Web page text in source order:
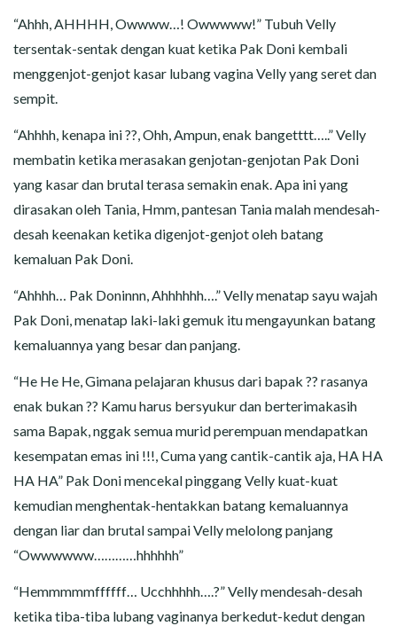
“Ahhh, AHHHH, Owwww…! Owwwww!” Tubuh Velly
tersentak-sentak dengan kuat ketika Pak Doni kembali
menggenjot-genjot kasar lubang vagina Velly yang seret dan
sempit.
“Ahhhh, kenapa ini ??, Ohh, Ampun, enak bangetttt…..” Velly
membatin ketika merasakan genjotan-genjotan Pak Doni
yang kasar dan brutal terasa semakin enak. Apa ini yang
dirasakan oleh Tania, Hmm, pantesan Tania malah mendesah-
desah keenakan ketika digenjot-genjot oleh batang
kemaluan Pak Doni.
“Ahhhh… Pak Doninnn, Ahhhhhh….” Velly menatap sayu wajah
Pak Doni, menatap laki-laki gemuk itu mengayunkan batang
kemaluannya yang besar dan panjang.
“He He He, Gimana pelajaran khusus dari bapak ?? rasanya
enak bukan ?? Kamu harus bersyukur dan berterimakasih
sama Bapak, nggak semua murid perempuan mendapatkan
kesempatan emas ini !!!, Cuma yang cantik-cantik aja, HA HA
HA HA” Pak Doni mencekal pinggang Velly kuat-kuat
kemudian menghentak-hentakkan batang kemaluannya
dengan liar dan brutal sampai Velly melolong panjang
“Owwwwww…………hhhhhh”
“Hemmmmmffffff… Ucchhhhh….?” Velly mendesah-desah
ketika tiba-tiba lubang vaginanya berkedut-kedut dengan